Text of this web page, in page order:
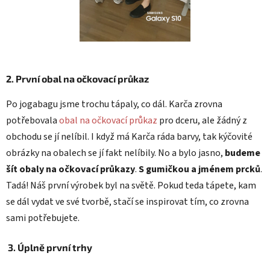
2. První obal na očkovací průkaz
Po jogabagu jsme trochu tápaly, co dál. Karča zrovna
potřebovalaobal na očkovací průkaz pro dceru, ale žádný z
obchodu se jí nelíbil. I když má Karča ráda barvy, tak kýčovité
obrázky na obalech se jí fakt nelíbily. No a bylo jasno, budeme
šít obaly na očkovací průkazy.S gumičkou a jménem prcků.
Tadá! Náš první výrobek byl na světě. Pokud teda tápete, kam
se dál vydat ve své tvorbě, stačí se inspirovat tím, co zrovna
sami potřebujete.
3. Úplně první trhy